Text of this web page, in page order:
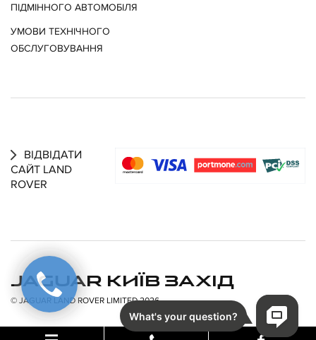
ПІДМІННОГО АВТОМОБІЛЯ
УМОВИ ТЕХНІЧНОГО
ОБСЛУГОВУВАННЯ
ВІДВІДАТИ
САЙТ LAND
ROVER
JAGUAR КИЇВ ЗАХІД
© JAGUAR LAND ROVER LIMITED 2026